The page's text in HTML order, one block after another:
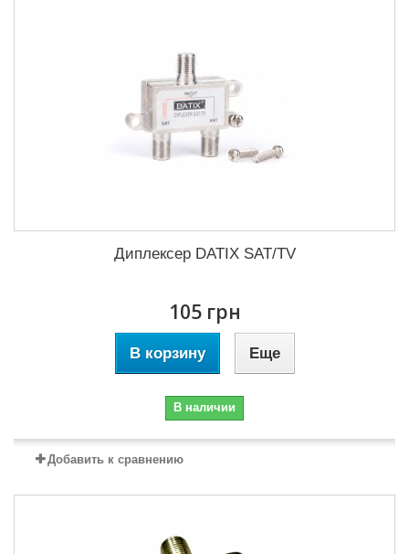
Диплексер DATIX SAT/TV
105 грн
В корзину Еще
В наличии
Добавить к сравнению